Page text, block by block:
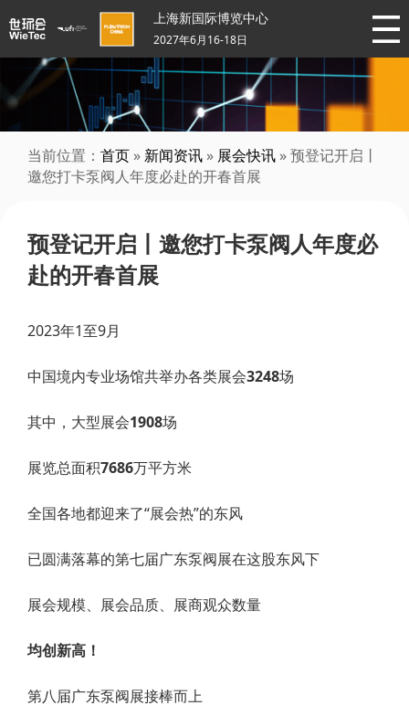
上海新国际博览中心
2027年6月16-18日
当前位置： 首页 » 新闻资讯 » 展会快讯 » 预登记开启丨
邀您打卡泵阀人年度必赴的开春首展
预登记开启丨邀您打卡泵阀人年度必
赴的开春首展
2023年1至9月
中国境内专业场馆共举办各类展会3248场
其中，大型展会1908场
展览总面积7686万平方米
全国各地都迎来了“展会热”的东风
已圆满落幕的第七届广东泵阀展在这股东风下
展会规模、展会品质、展商观众数量
均创新高！
第八届广东泵阀展接棒而上